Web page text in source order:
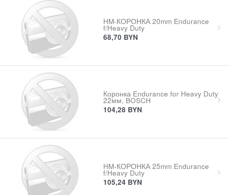
HM-КОРОНКА 20mm Endurance
f/Heavy Duty
68,70 BYN
Коронка Endurance for Heavy Duty
22мм, BOSCH
104,28 BYN
HM-КОРОНКА 25mm Endurance
f/Heavy Duty
105,24 BYN